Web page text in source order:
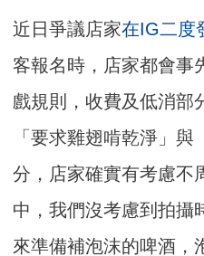
近日爭議店家在IG二度
客報名時，店家都會事
戲規則，收費及低消部
「要求雞翅啃乾淨」
分，店家確實有考慮不
中，我們沒考慮到拍攝
來準備補泡沫的啤酒，